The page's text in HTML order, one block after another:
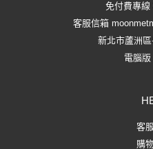
免付費專線
客服信箱
新北市蘆洲
電腦版
客
購